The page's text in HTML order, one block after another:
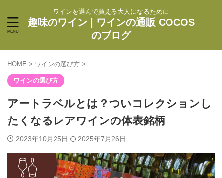
ワインを選んで買える大人になるために
趣味のワイン | ワインの通販 COCOS
のブログ
HOME > ワインの選び方 >
ワインの選び方
アートラベルとは？ついコレクションし
たくなるレアワインの体表銘柄
2023年10月25日 2025年7月26日